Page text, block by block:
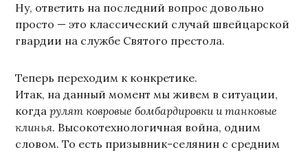
Ну, ответить на последний вопрос довольно
просто — это классический случай швейцарской
гвардии на службе Святого престола.
Теперь переходим к конкретике.
Итак, на данный момент мы живем в ситуации,
когдарулят ковровые бомбардировки и танковые
клинья. Высокотехнологичная война, одним
словом. То есть призывник-селянин с средним